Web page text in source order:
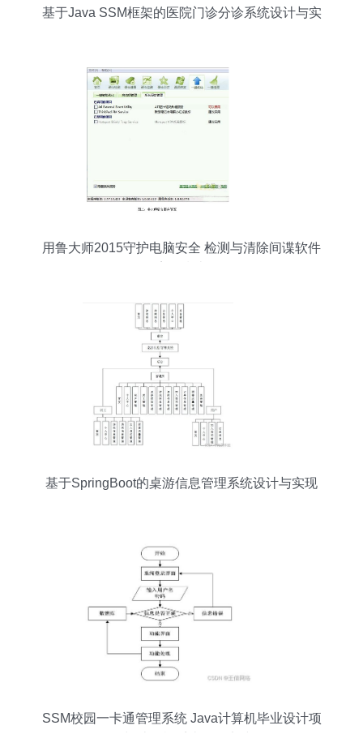
基于Java SSM框架的医院门诊分诊系统设计与实
用鲁大师2015守护电脑安全 检测与清除间谍软件
基于SpringBoot的桌游信息管理系统设计与实现
SSM校园一卡通管理系统 Java计算机毕业设计项